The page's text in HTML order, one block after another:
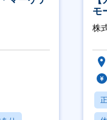
モ
万
株